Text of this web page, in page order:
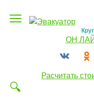
ОН
Расчитать